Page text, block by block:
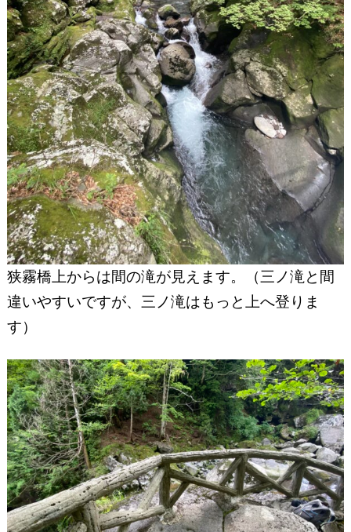
狭霧橋上からは間の滝が見えます。（三ノ滝と間
違いやすいですが、三ノ滝はもっと上へ登りま
す）